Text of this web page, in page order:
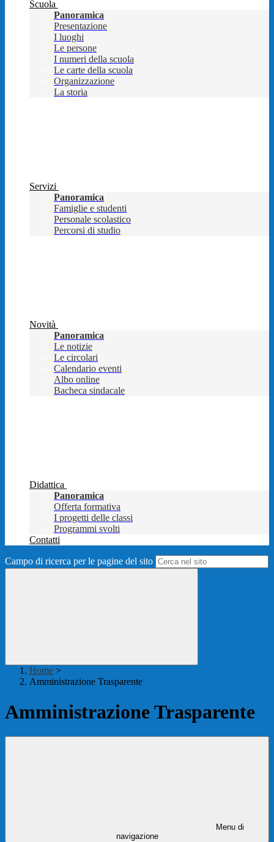
Scuola
Panoramica
Presentazione
I luoghi
Le persone
I numeri della scuola
Le carte della scuola
Organizzazione
La storia
Servizi
Panoramica
Famiglie e studenti
Personale scolastico
Percorsi di studio
Novità
Panoramica
Le notizie
Le circolari
Calendario eventi
Albo online
Bacheca sindacale
Didattica
Panoramica
Offerta formativa
I progetti delle classi
Programmi svolti
Contatti
Campo di ricerca per le pagine del sito
Home >
Amministrazione Trasparente
Amministrazione Trasparente
Menu di
navigazione